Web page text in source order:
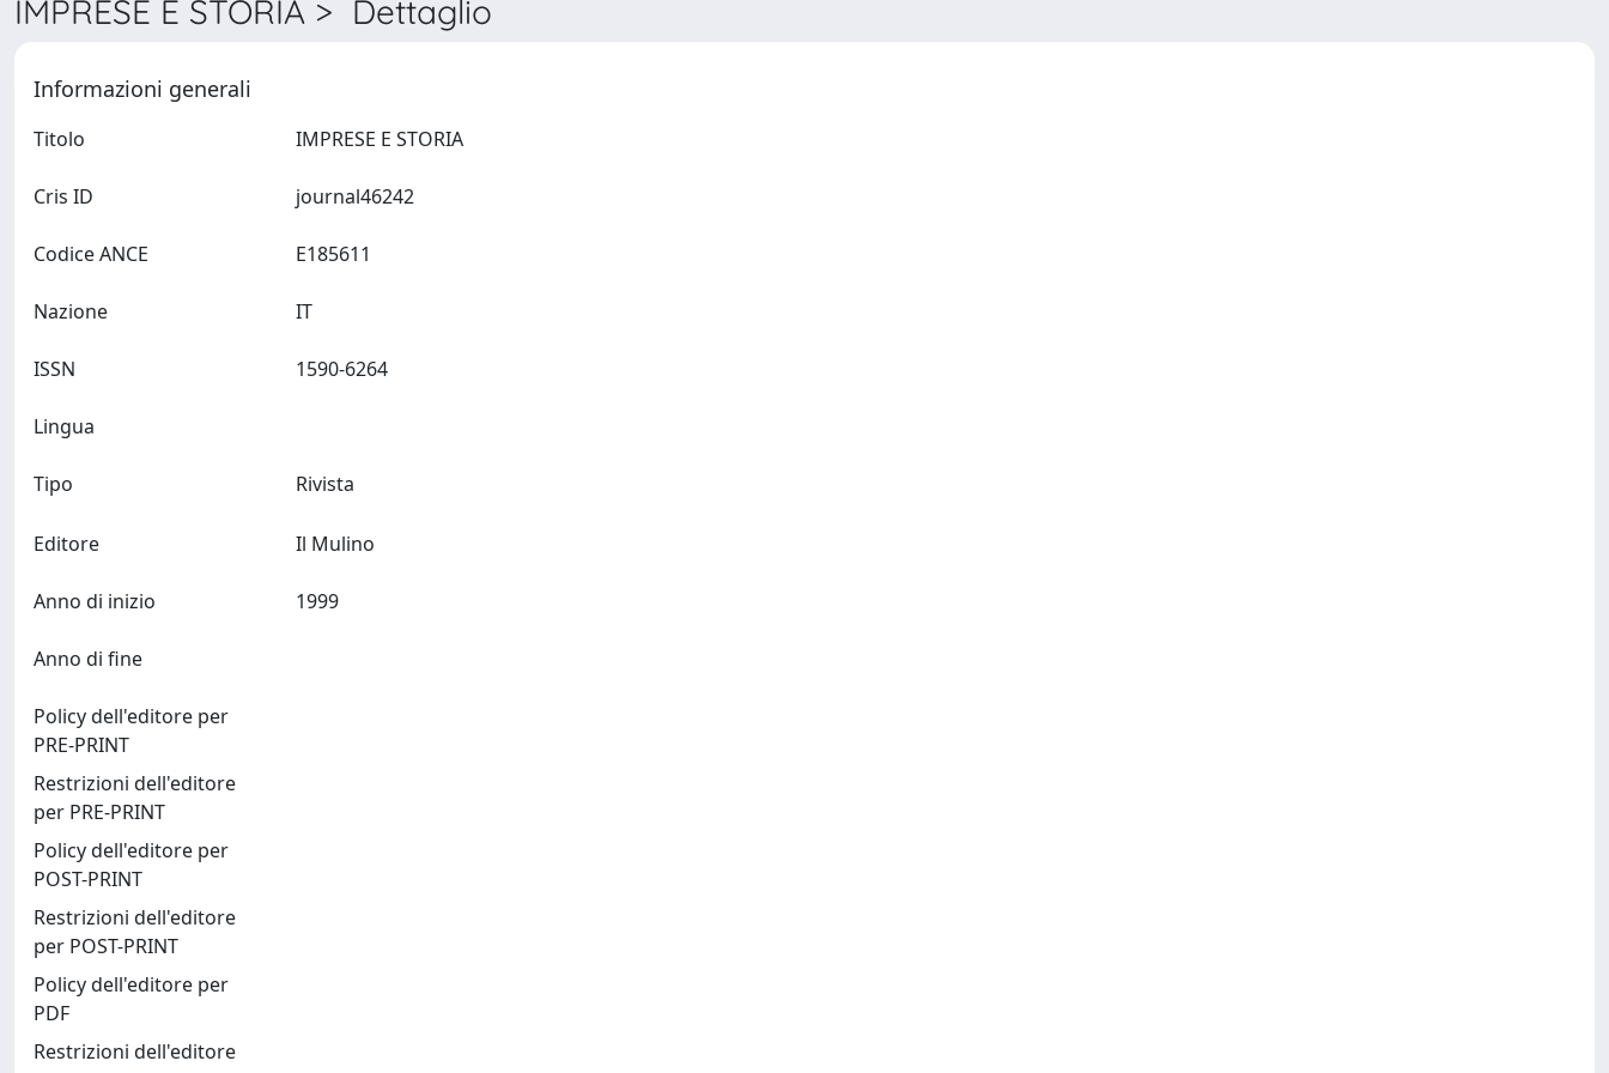
IMPRESE E STORIA > Dettaglio
Informazioni generali
Titolo
Cris ID
Codice ANCE
Nazione
ISSN
Lingua
Tipo Rivista
Editore
Anno di inizio
Anno di fine
Policy dell'editore per
PRE-PRINT
Restrizioni dell'editore
per PRE-PRINT
Policy dell'editore per
POST-PRINT
Restrizioni dell'editore
per POST-PRINT
Policy dell'editore per
PDF
Restrizioni dell'editore